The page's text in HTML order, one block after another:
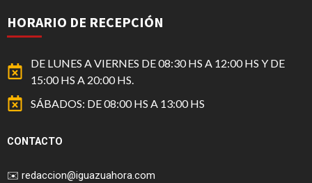
HORARIO DE RECEPCIÓN
DE LUNES A VIERNES DE 08:30 HS A 12:00 HS Y DE
15:00 HS A 20:00 HS.
SÁBADOS: DE 08:00 HS A 13:00 HS
CONTACTO
✉️ redaccion@iguazuahora.com